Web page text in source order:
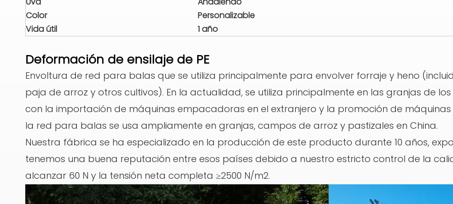
Color
Personalizable
Vida útil
1 año
Deformación de ensilaje de PE
Envoltura de red para balas que se utiliza principalmente para envolver forraje y heno
paja de arroz y otros cultivos). En la actualidad, se utiliza principalmente en las granjas de
con la importación de máquinas empacadoras en el extranjero y la promoción de
la red para balas se usa ampliamente en granjas, campos de arroz y pastizales en China.
Nuestra fábrica se ha especializado en la producción de este producto durante 10 años,
tenemos una buena reputación entre esos países debido a nuestro estricto control de la
alcanzar 60 N y la tensión neta completa ≥2500 N/m2.